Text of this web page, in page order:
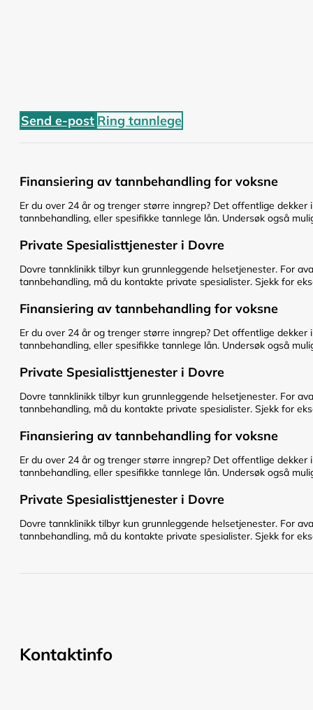
Send e-post Ring tannlege
Finansiering av tannbehandling for voksne
Er du over 24 år og trenger større inngrep? Det offentlige
tannbehandling, eller spesifikke tannlege lån. Undersøk også
Private Spesialisttjenester i Dovre
Dovre tannklinikk tilbyr kun grunnleggende helsetjenester. For
tannbehandling, må du kontakte private spesialister. Sjekk for
Finansiering av tannbehandling for voksne
Er du over 24 år og trenger større inngrep? Det offentlige
tannbehandling, eller spesifikke tannlege lån. Undersøk også
Private Spesialisttjenester i Dovre
Dovre tannklinikk tilbyr kun grunnleggende helsetjenester. For
tannbehandling, må du kontakte private spesialister. Sjekk for
Finansiering av tannbehandling for voksne
Er du over 24 år og trenger større inngrep? Det offentlige
tannbehandling, eller spesifikke tannlege lån. Undersøk også
Private Spesialisttjenester i Dovre
Dovre tannklinikk tilbyr kun grunnleggende helsetjenester. For
tannbehandling, må du kontakte private spesialister. Sjekk for
Kontaktinfo